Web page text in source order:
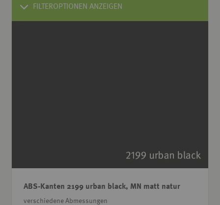
FILTEROPTIONEN ANZEIGEN
ABS-Kanten 2199 urban black, MN matt natur
verschiedene Abmessungen